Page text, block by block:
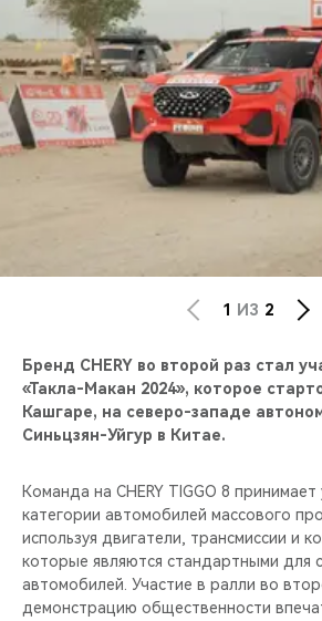
CHERY И СПОРТ
НАШИ МЕРОПРИЯТИЯ
1 ИЗ 2
Бренд CHERY во второй раз стал
«Такла-Макан 2024», которое
Кашгаре, на северо-западе
Синьцзян-Уйгур в Китае.
Команда на CHERY TIGGO 8 принимает
категории автомобилей массового
используя двигатели, трансмиссии и
которые являются стандартными для
автомобилей. Участие в ралли во
демонстрацию общественности